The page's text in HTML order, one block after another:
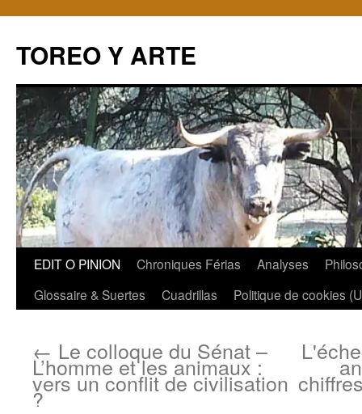
TOREO Y ARTE
Aller
EDIT O PINION Chroniques Férias Analyses
Glossaire & Suertes
Cuadrillas Politique de cookies
← Le colloque du Sénat –
L’homme et les animaux :
vers un conflit de civilisation
?